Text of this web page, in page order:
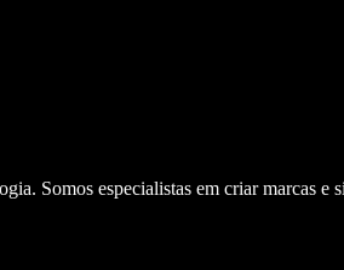
Somos especialistas em criar marcas e